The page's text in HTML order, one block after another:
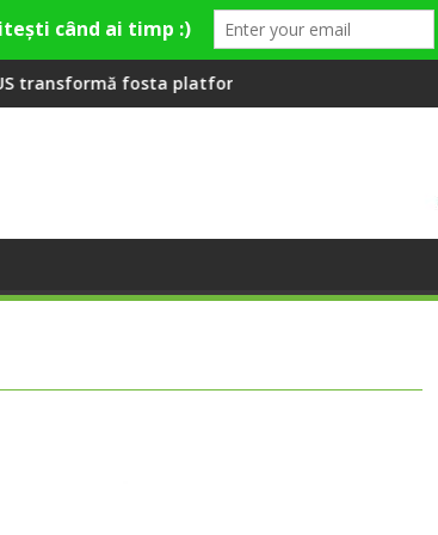
VillageCarbochim într-un nou centru cultural și